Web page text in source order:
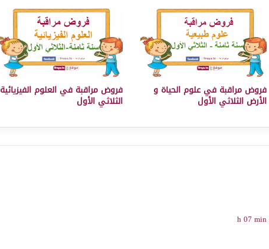
فروض مراقبة في علوم الحياة و
الأرض الثلاثي الأول
فروض مراقبة في العلوم الفيزيائية
الثلاثي الأول